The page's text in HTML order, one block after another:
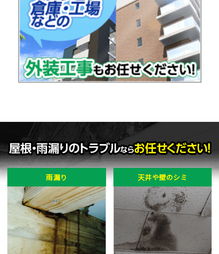
雨漏り 天井や壁のシミ